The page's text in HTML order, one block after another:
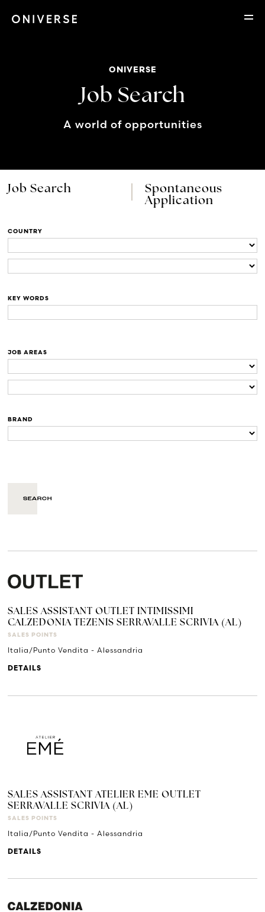
ONIVERSE
Job Search
A world of opportunities
Job Search
Spontaneous
Application
COUNTRY
KEY WORDS
JOB AREAS
BRAND
SALES ASSISTANT OUTLET INTIMISSIMI
CALZEDONIA TEZENIS SERRAVALLE SCRIVIA (AL)
SALES POINTS
Italia/Punto Vendita - Alessandria
DETAILS
SALES ASSISTANT ATELIER EME OUTLET
SERRAVALLE SCRIVIA (AL)
SALES POINTS
Italia/Punto Vendita - Alessandria
DETAILS